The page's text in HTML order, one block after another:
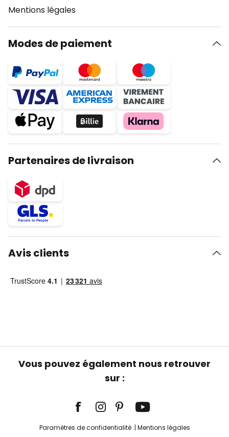
Mentions légales
Modes de paiement
Partenaires de livraison
Avis clients
Vous pouvez également nous retrouver
sur :
Paramètres de confidentialité Mentions légales